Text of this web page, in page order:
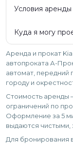
Условия аренды
Куда я могу
Аренда и прокат Kia
автопроката А-
автомат, передний
городу и
Стоимость аренды
ограничений по
Оформление за 5
выдаются чистыми,
Для бронирования